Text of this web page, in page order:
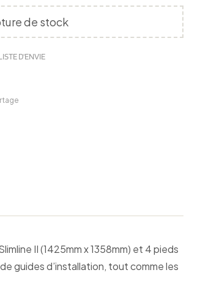
de stock
D'ENVIE
II (1425mm x 1358mm) et 4 pieds
guides d’installation, tout comme les